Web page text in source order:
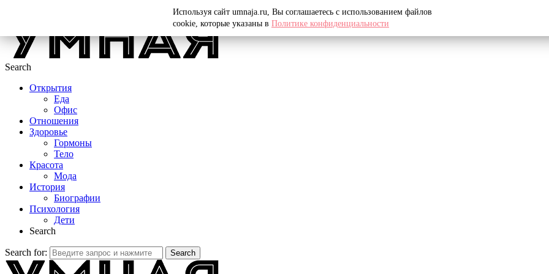
Search
Открытия
Еда
Офис
Отношения
Здоровье
Гормоны
Тело
Красота
Мода
История
Биографии
Психология
Дети
Search
Search for: Search
Используя сайт umnaja.ru, Вы соглашаетесь с использованием файлов
cookie, которые указаны в Политике конфиденциальности